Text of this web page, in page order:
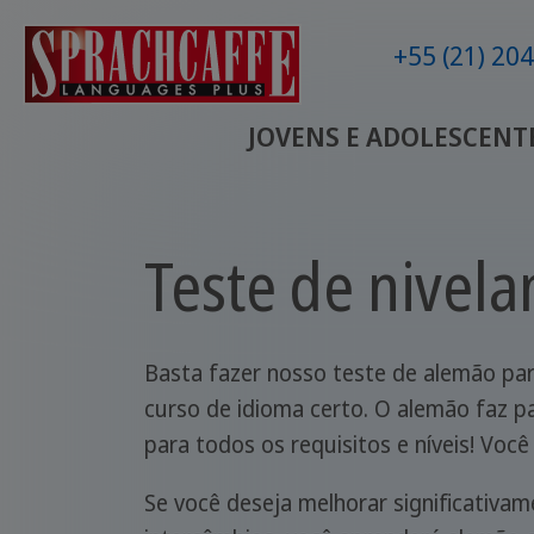
+55 (21)
JOVENS E
Teste de
Basta fazer nosso teste de alemão
curso de idioma certo. O alemão faz
para todos os requisitos e níveis!
Se você deseja melhorar